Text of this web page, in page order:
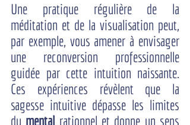
Une pratique régulière de la
méditation et de la visualisation peut,
par exemple, vous amener à envisager
une reconversion professionnelle
guidée par cette intuition naissante.
Ces expériences révèlent que la
sagesse intuitive dépasse les limites
du mental rationnel et donne un sens